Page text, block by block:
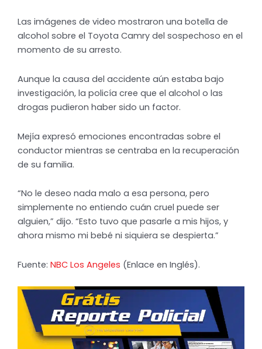
Las imágenes de video mostraron una botella de
alcohol sobre el Toyota Camry del sospechoso en el
momento de su arresto.
Aunque la causa del accidente aún estaba bajo
investigación, la policía cree que el alcohol o las
drogas pudieron haber sido un factor.
Mejía expresó emociones encontradas sobre el
conductor mientras se centraba en la recuperación
de su familia.
“No le deseo nada malo a esa persona, pero
simplemente no entiendo cuán cruel puede ser
alguien,” dijo. “Esto tuvo que pasarle a mis hijos, y
ahora mismo mi bebé ni siquiera se despierta.”
Fuente: NBC Los Angeles (Enlace en Inglés).